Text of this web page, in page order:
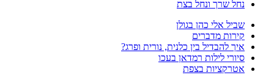
נחל שרך ונחל בצת
שביל אלי כהן בגולן
קירות מדברים
איך להבדיל בין כלנית, נורית ופרג?
סיורי לילות רמדאן בעכו
אטרקציות בצפת